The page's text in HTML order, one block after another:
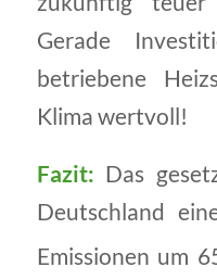
Gerade
betriebene
Klima wertvoll!
Fazit: Das
Deutschland
Emissionen um